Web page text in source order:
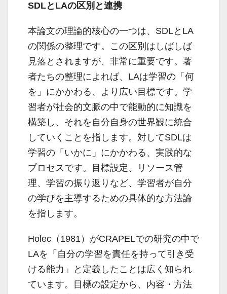
SDLとLAの区別と連携
本論文の理論的核心の一つは、SDLとLA
の関係の整理です。この区別はしばしば
見落とされますが、非常に重要です。著
者たちの整理によれば、LAは学習の「何
を」にかかわる、より広い目標です。学
習者が社会的文脈の中で能動的に知識を
構築し、それを自分自身の世界観に統合
していくことを指します。対してSDLは
学習の「いかに」にかかわる、実践的な
プロセスです。目標設定、リソース管
理、学習の振り返りなど、学習者が自分
の学びを主導するための具体的な方法論
を指します。
Holec（1981）がCRAPELでの研究の中で
LAを「自分の学習を責任を持って引き受
ける能力」と定義したことは広く知られ
ています。目標の設定から、内容・方法